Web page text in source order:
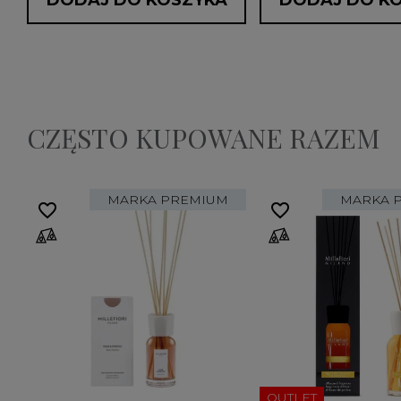
CZĘSTO KUPOWANE RAZEM
MARKA PREMIUM
favorite_border MARKA
OUTLET
favorite_border